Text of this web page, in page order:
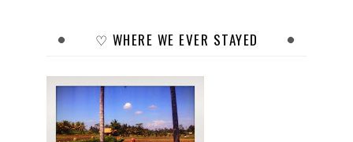
♡ WHERE WE EVER STAYED